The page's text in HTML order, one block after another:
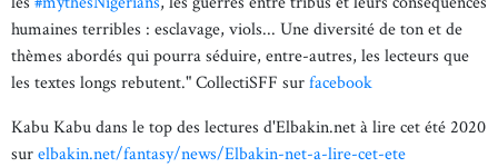
humaines terribles : esclavage, viols... Une diversité de ton et de
thèmes abordés qui pourra séduire, entre-autres, les lecteurs que
les textes longs rebutent." CollectiSFF surfacebook
Kabu Kabu dans le top des lectures d'Elbakin.net à lire cet été 2020
surelbakin.net/fantasy/news/Elbakin-net-a-lire-cet-ete